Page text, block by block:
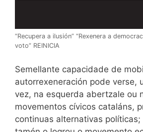
“Recupera a ilusión” “Rexenera a
voto” REINICIA
Semellante capacidade de
autorrexeneración pode verse,
vez, na esquerda abertzale ou
movementos cívicos cataláns,
continuas alternativas políticas;